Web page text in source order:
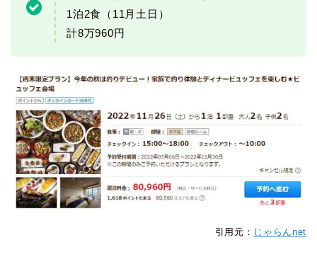
1泊2食（11月土日）
計8万960円
引用元： じゃらんnet